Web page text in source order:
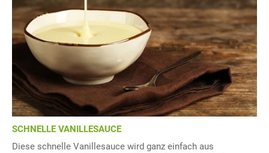
SCHNELLE VANILLESAUCE
Diese schnelle Vanillesauce wird ganz einfach aus